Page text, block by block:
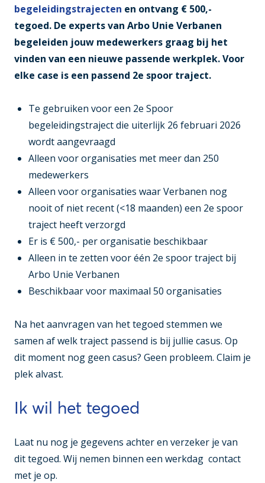
begeleidingstrajecten en ontvang € 500,-
tegoed. De experts van Arbo Unie Verbanen
begeleiden jouw medewerkers graag bij het
vinden van een nieuwe passende werkplek. Voor
elke case is een passend 2e spoor traject.
Te gebruiken voor een 2e Spoor
begeleidingstraject die uiterlijk 26 februari 2026
wordt aangevraagd
Alleen voor organisaties met meer dan 250
medewerkers
Alleen voor organisaties waar Verbanen nog
nooit of niet recent (<18 maanden) een 2e spoor
traject heeft verzorgd
Er is € 500,- per organisatie beschikbaar
Alleen in te zetten voor één 2e spoor traject bij
Arbo Unie Verbanen
Beschikbaar voor maximaal 50 organisaties
Na het aanvragen van het tegoed stemmen we
samen af welk traject passend is bij jullie casus. Op
dit moment nog geen casus? Geen probleem. Claim je
plek alvast.
Ik wil het tegoed
Laat nu nog je gegevens achter en verzeker je van
dit tegoed. Wij nemen binnen een werkdag contact
met je op.